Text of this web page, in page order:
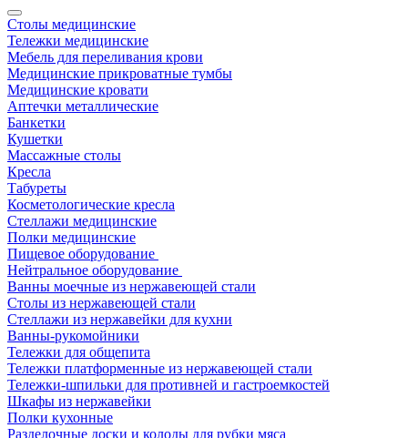
Столы медицинские
Тележки медицинские
Мебель для переливания крови
Медицинские прикроватные тумбы
Медицинские кровати
Аптечки металлические
Банкетки
Кушетки
Массажные столы
Кресла
Табуреты
Косметологические кресла
Стеллажи медицинские
Полки медицинские
Пищевое оборудование
Нейтральное оборудование
Ванны моечные из нержавеющей стали
Столы из нержавеющей стали
Стеллажи из нержавейки для кухни
Ванны-рукомойники
Тележки для общепита
Тележки платформенные из нержавеющей стали
Тележки-шпильки для противней и гастроемкостей
Шкафы из нержавейки
Полки кухонные
Разделочные доски и колоды для рубки мяса